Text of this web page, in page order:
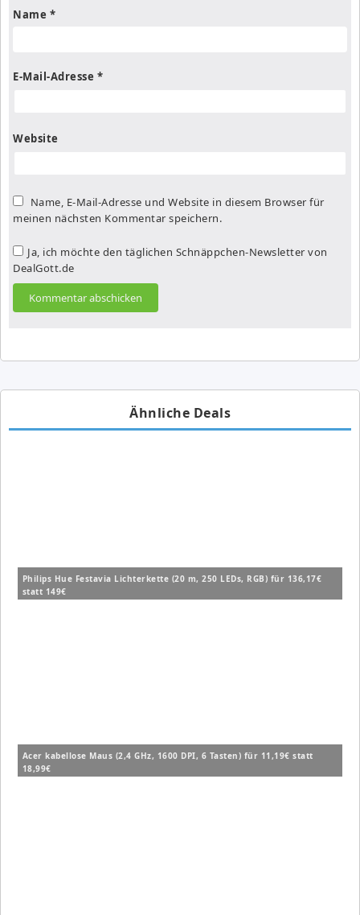
Name *
E-Mail-Adresse *
Website
Name, E-Mail-Adresse und Website in diesem Browser für
meinen nächsten Kommentar speichern.
Ja, ich möchte den täglichen Schnäppchen-Newsletter von
DealGott.de
Ähnliche Deals
Philips Hue Festavia Lichterkette (20 m, 250 LEDs, RGB) für 136,17€
statt 149€
Acer kabellose Maus (2,4 GHz, 1600 DPI, 6 Tasten) für 11,19€ statt
18,99€